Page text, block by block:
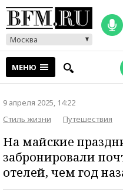
Москва
МЕНЮ
9 апреля 2025, 14:22
Стиль жизни
Путешествия
На майские
забронировали
отелей, чем год